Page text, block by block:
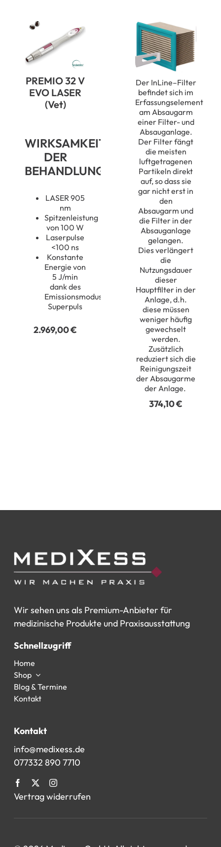
PREMIO 32 V
EVO LASER
(Vet)
WIRKSAMKEIT
DER
BEHANDLUNG
LASER 905
nm
Spitzenleistung
von 100 W
Laserpulse
<100 ns
Konstante
Energie von
5 J/min
dank des
Emissionsmodus
Superpuls
2.969,00€
Der InLine–Filter
befindet sich im
Erfassungselement
am Absaugarm
einer Filter- und
Absauganlage.
Der Filter fängt
die meisten
luftgetragenen
Partikeln direkt
auf, so dass sie
gar nicht erst in
den
Absaugarm und
die Filter in der
Absauganlage
gelangen.
Diesverlängert
die
Nutzungsdauer
dieser
Hauptfilter in der
Anlage, d.h.
diese müssen
weniger häufig
gewechselt
werden.
Zusätzlich
reduziert sich die
Reinigungszeit
der Absaugarme
der Anlage.
374,10€
Wir sehen uns als Premium-Anbieter für
medizinische Produkte und Praxisausstattung
Schnellzugriff
Home
Shop
Blog & Termine
Kontakt
Kontakt
info@medixess.de
077332 890 7710
Vertrag widerrufen